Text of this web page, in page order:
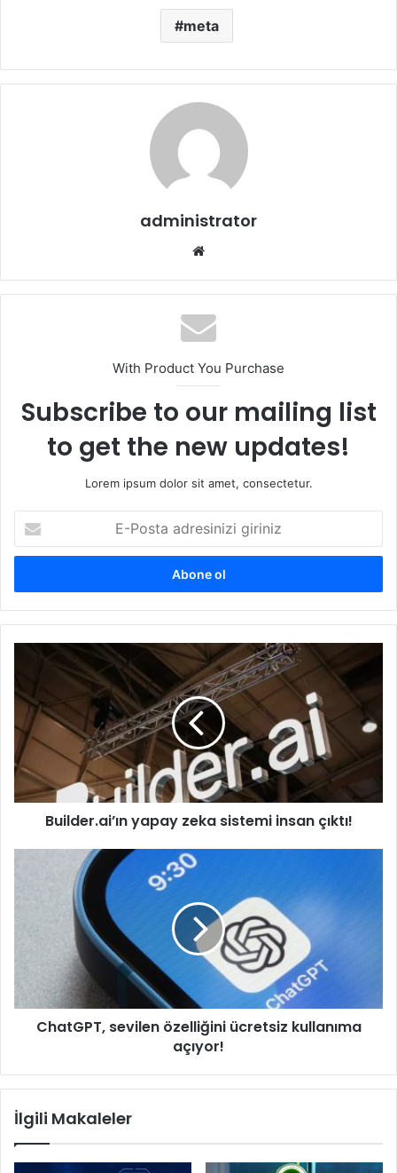
meta
administrator
With Product You Purchase
Subscribe to our mailing list
to get the new updates!
Lorem ipsum dolor sit amet, consectetur.
Posta
adresinizi
zeka
sistemi
insan
çıktı!
Builder.ai’ın yapay zeka sistemi insan çıktı!
ChatGPT, sevilen özelliğini ücretsiz kullanıma
açıyor!
İlgili Makaleler